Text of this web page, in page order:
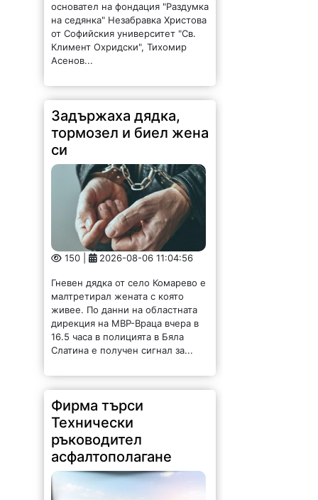
основател на фондация "Раздумка
на седянка" Незабравка Христова
от Софийския университет "Св.
Климент Охридски", Тихомир
Асенов...
Задържаха дядка,
тормозел и биел жена
си
150 | 2026-08-06 11:04:56
Гневен дядка от село Комарево е
малтретирал жената с която
живее. По данни на областната
дирекция на МВР-Враца вчера в
16.5 часа в полицията в Бяла
Слатина е получен сигнал за...
Фирма търси
Технически
ръководител
асфалтополагане